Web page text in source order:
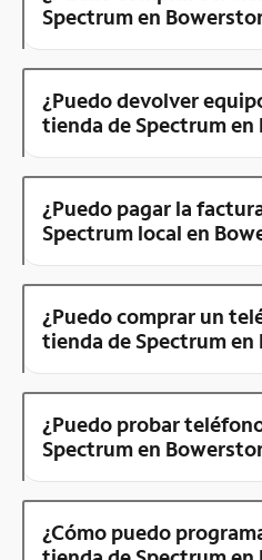
Spectrum en
¿Puedo devolver
tienda de Spectrum en
¿Puedo pagar la
Spectrum local en
¿Puedo comprar un
tienda de Spectrum en
¿Puedo probar
Spectrum en
¿Cómo puedo